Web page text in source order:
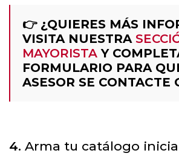
👉 ¿QUIERES MÁS
VISITA NUESTRA
MAYORISTA Y
FORMULARIO PARA
ASESOR SE CONTACTE
4. Arma tu catálogo